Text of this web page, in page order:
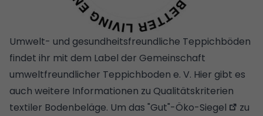
Umwelt- und gesundheitsfreundliche Teppichböden
findet ihr mit dem Label der Gemeinschaft
umweltfreundlicher Teppichboden e. V. Hier gibt es
auch weitere Informationen zu Qualitätskriterien
textiler Bodenbeläge. Um das "Gut"-Öko-Siegel
zu